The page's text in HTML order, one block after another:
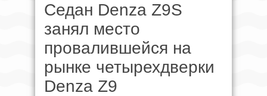
Седан Denza Z9S
занял место
провалившейся на
рынке четырехдверки
Denza Z9